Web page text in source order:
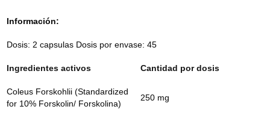
Información:
Dosis: 2 capsulas Dosis por envase: 45
Ingredientes activos Cantidad por dosis
Coleus Forskohlii (Standardized
for 10% Forskolin/ Forskolina)
250 mg